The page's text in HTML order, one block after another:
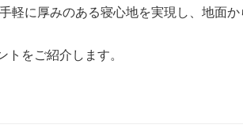
軽に厚みのある寝心地を実現し、地面
をご紹介します。